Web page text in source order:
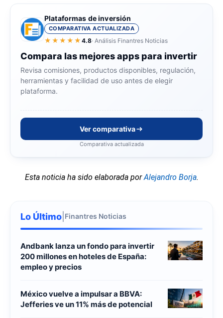
Plataformas de inversión
COMPARATIVA ACTUALIZADA
★★★★★ 4.8· Análisis Finantres Noticias
Compara las mejores apps para invertir
Revisa comisiones, productos disponibles, regulación,
herramientas y facilidad de uso antes de elegir
plataforma.
Ver comparativa
Comparativa actualizada
Esta noticia ha sido elaborada porAlejandro Borja.
Lo Último Finantres Noticias
Andbank lanza un fondo para invertir
200 millones en hoteles de España:
empleo y precios
México vuelve a impulsar a BBVA:
Jefferies ve un 11% más de potencial